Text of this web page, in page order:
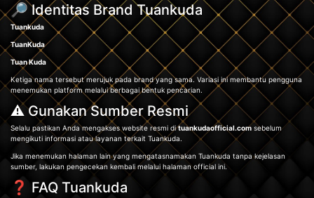
🔎 Identitas Brand Tuankuda
Tuankuda
TuanKuda
Tuan Kuda
Ketiga nama tersebut merujuk pada brand yang sama. Variasi ini membantu pengguna
menemukan platform melalui berbagai bentuk pencarian.
⚠️ Gunakan Sumber Resmi
Selalu pastikan Anda mengakses website resmi dituankudaofficial.com sebelum
mengikuti informasi atau layanan terkait Tuankuda.
Jika menemukan halaman lain yang mengatasnamakan Tuankuda tanpa kejelasan
sumber, lakukan pengecekan kembali melalui halaman official ini.
❓ FAQ Tuankuda